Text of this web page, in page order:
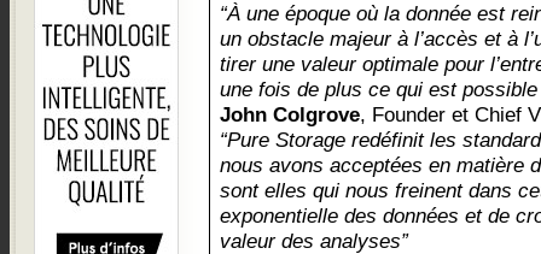
“À une époque où la donnée est
un obstacle majeur à l’accès et à
tirer une valeur optimale pour
une fois de plus ce qui est
John Colgrove, Founder et Chief
“Pure Storage redéfinit les
nous avons acceptées en matière
sont elles qui nous freinent dans
exponentielle des données et de
valeur des analyses”